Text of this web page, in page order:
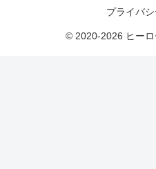
プライバ
© 2020-2026 ヒーロ